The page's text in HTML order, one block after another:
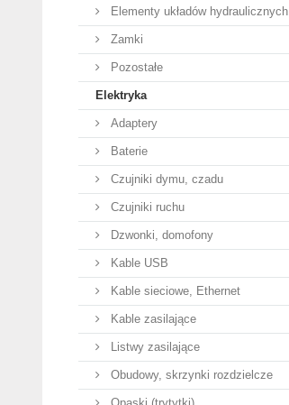
Elementy układów hydraulicznych
Zamki
Pozostałe
Elektryka
Adaptery
Baterie
Czujniki dymu, czadu
Czujniki ruchu
Dzwonki, domofony
Kable USB
Kable sieciowe, Ethernet
Kable zasilające
Listwy zasilające
Obudowy, skrzynki rozdzielcze